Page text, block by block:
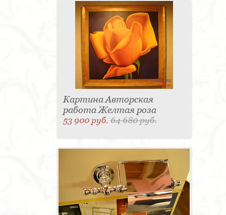
Картина Авторская
работа Желтая роза
53 900 руб.64 680 руб.